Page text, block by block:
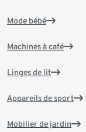
Mode bébé
Machines à café
Linges de lit
Appareils de sport
Mobilier de jardin